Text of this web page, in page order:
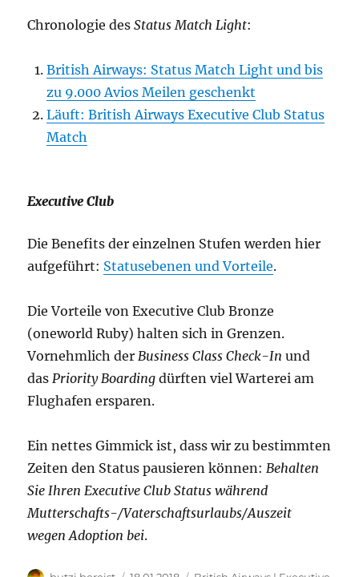
Chronologie desStatus Match Light:
British Airways: Status Match Light und bis
zu 9.000 Avios Meilen geschenkt
Läuft: British Airways Executive Club Status
Match
Executive Club
Die Benefits der einzelnen Stufen werden hier
aufgeführt: Statusebenen und Vorteile.
Die Vorteile von Executive Club Bronze
(oneworld Ruby) halten sich in Grenzen.
Vornehmlich derBusiness Class Check-In und
dasPriority Boarding dürften viel Warterei am
Flughafen ersparen.
Ein nettes Gimmick ist, dass wir zu bestimmten
Zeiten den Status pausieren können:Behalten
Sie Ihren Executive Club Status während
Mutterschafts-/Vaterschaftsurlaubs/Auszeit
wegen Adoption bei.